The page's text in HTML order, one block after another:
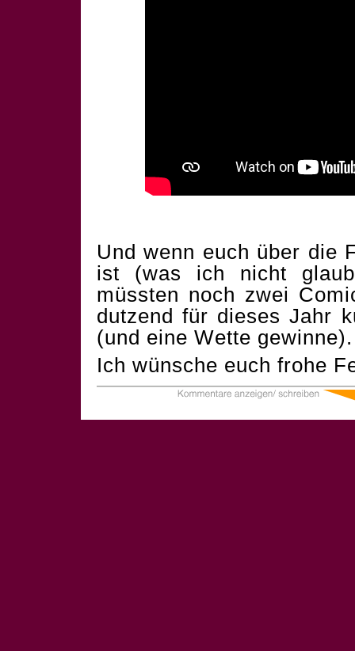
Und wenn euch über die
ist (was ich nicht
müssten noch zwei
dutzend für dieses Jahr
(und eine Wette
Ich wünsche euch frohe